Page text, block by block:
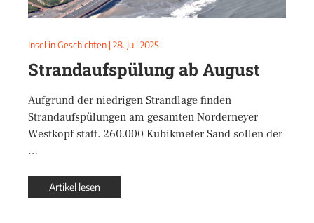
Insel in Geschichten | 28. Juli 2025
Strandaufspülung ab August
Aufgrund der niedrigen Strandlage finden
Strandaufspülungen am gesamten Norderneyer
Westkopf statt. 260.000 Kubikmeter Sand sollen der
…
Artikel lesen